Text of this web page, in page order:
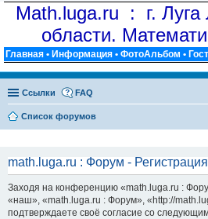
Math.luga.ru : г. Луга
области.
Главная • Информация • ФотоАльбом •
Ссылки FAQ
Список форумов
math.luga.ru : Форум - Регистрация
Заходя на конференцию «math.luga.ru :
«наш», «math.luga.ru : Форум», «http://
подтверждаете своё согласие со